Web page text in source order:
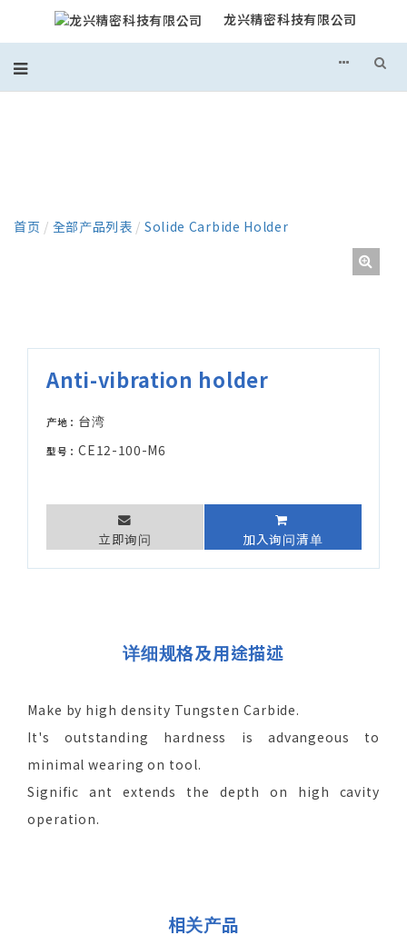
龙兴精密科技有限公司
首页 / 全部产品列表 / Solide Carbide Holder
Anti-vibration holder
产地： 台湾
型号：CE12-100-M6
立即询问 加入询问清单
详细规格及用途描述
Make by high density Tungsten Carbide.
It's outstanding hardness is advangeous to
minimal wearing on tool.
Signific ant extends the depth on high cavity
operation.
相关产品